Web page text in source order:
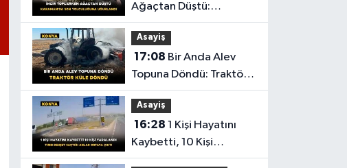
Ağaçtan Düştü:
Karaman'da Son
Yolculuğuna Uğurlandı
Asayiş
17:08
Topuna Döndü: Traktör
Küle Döndü
Asayiş
16:28
Kaybetti, 10 Kişi
Yaralandı! Tırın Dehşet